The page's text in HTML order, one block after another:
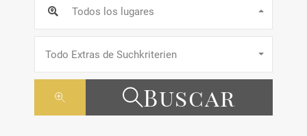
Todos los lugares
Todo Extras de Suchkriterien
Buscar